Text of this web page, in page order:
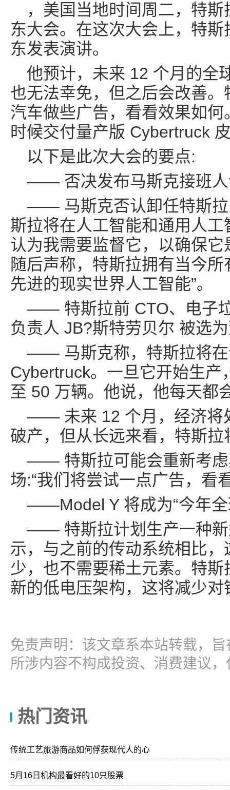
，美国当地时间周二，特
东大会。在这次大会上，特
东发表演讲。
他预计，未来 12 个月的全
也无法幸免，但之后会改善
汽车做些广告，看看效果如
时候交付量产版 Cybertruck
以下是此次大会的要点:
—— 否决发布马斯克接班人
—— 马斯克否认卸任特斯拉
斯拉将在人工智能和通用人
认为我需要监督它，以确保
随后声称，特斯拉拥有当今
先进的现实世界人工智能”。
—— 特斯拉前 CTO、电子
负责人 JB?斯特劳贝尔 被选
—— 马斯克称，特斯拉将在
Cybertruck。一旦它开始生产
至 50 万辆。他说，他每天都
—— 未来 12 个月，经济将
破产，但从长远来看，特斯
—— 特斯拉可能会重新考虑
场:“我们将尝试一点广告，看
——Model Y 将成为“今年全
—— 特斯拉计划生产一种新
示，与之前的传动系统相比
少，也不需要稀土元素。特
新的低电压架构，这将减少对
免责声明：该文章系本站转载，
所涉内容不构成投资、消费建议
热门资讯
传统工艺旅游商品如何俘获现代人的心
5月16日机构最看好的10只股票